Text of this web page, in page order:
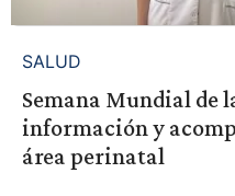
SALUD
Semana Mundial de
información y
área perinatal